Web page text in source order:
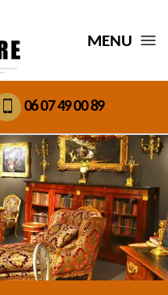
MENU
06 07 49 00 89